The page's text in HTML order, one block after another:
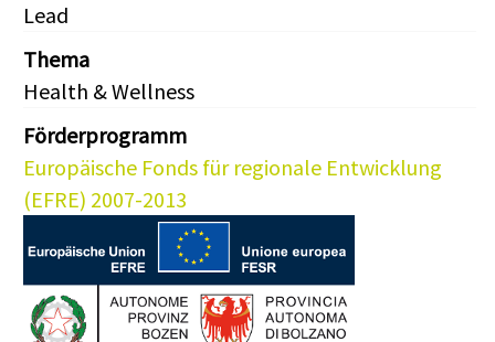
Lead
Thema
Health & Wellness
Förderprogramm
Europäische Fonds für regionale Entwicklung
(EFRE) 2007-2013